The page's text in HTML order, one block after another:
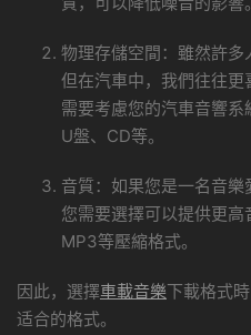
物理存儲空間：雖然許多
但在汽車中，我們往往更
需要考慮您的汽車音響
U盤、CD等。
音質：如果您是一名音樂
您需要選擇可以提供更
MP3等壓縮格式。
因此，選擇車載音樂下載格式
适合的格式。